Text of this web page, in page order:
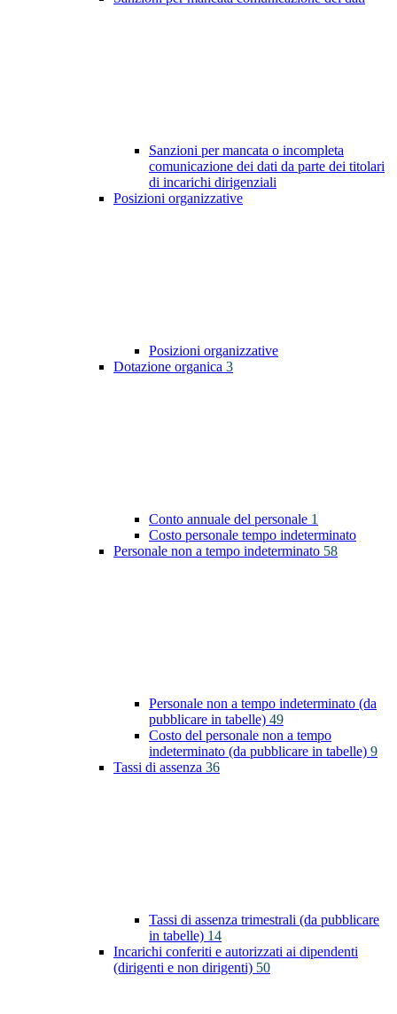
Sanzioni per mancata o incompleta
comunicazione dei dati da parte dei titolari
di incarichi dirigenziali
Posizioni organizzative
Posizioni organizzative
Dotazione organica 3
Conto annuale del personale 1
Costo personale tempo indeterminato
Personale non a tempo indeterminato 58
Personale non a tempo indeterminato (da
pubblicare in tabelle) 49
Costo del personale non a tempo
indeterminato (da pubblicare in tabelle) 9
Tassi di assenza 36
Tassi di assenza trimestrali (da pubblicare
in tabelle) 14
Incarichi conferiti e autorizzati ai dipendenti
(dirigenti e non dirigenti) 50